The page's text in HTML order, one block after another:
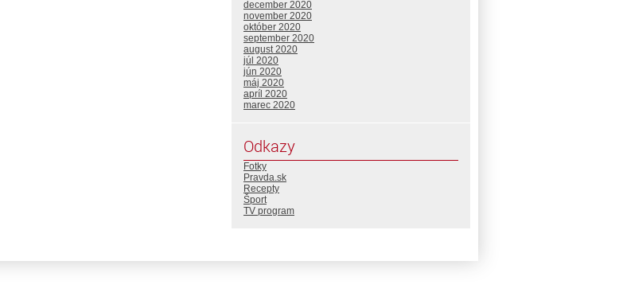
december 2020
november 2020
október 2020
september 2020
august 2020
júl 2020
jún 2020
máj 2020
apríl 2020
marec 2020
Odkazy
Fotky
Pravda.sk
Recepty
Šport
TV program